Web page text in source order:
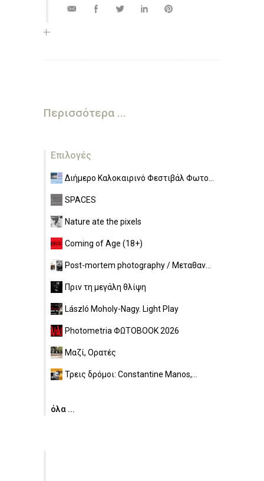
Περισσότερα ...
Επιλογές
Διήμερο Καλοκαιρινό Φεστιβάλ Φωτο...
SPACES
Nature ate the pixels
Coming of Age (18+)
Post-mortem photography / Μεταθαν...
Πριν τη μεγάλη θλίψη
László Moholy-Nagy. Light Play
Photometria ΦΩΤΟBOOK 2026
Μαζί, Ορατές
Τρεις δρόμοι: Constantine Manos,...
όλα ...